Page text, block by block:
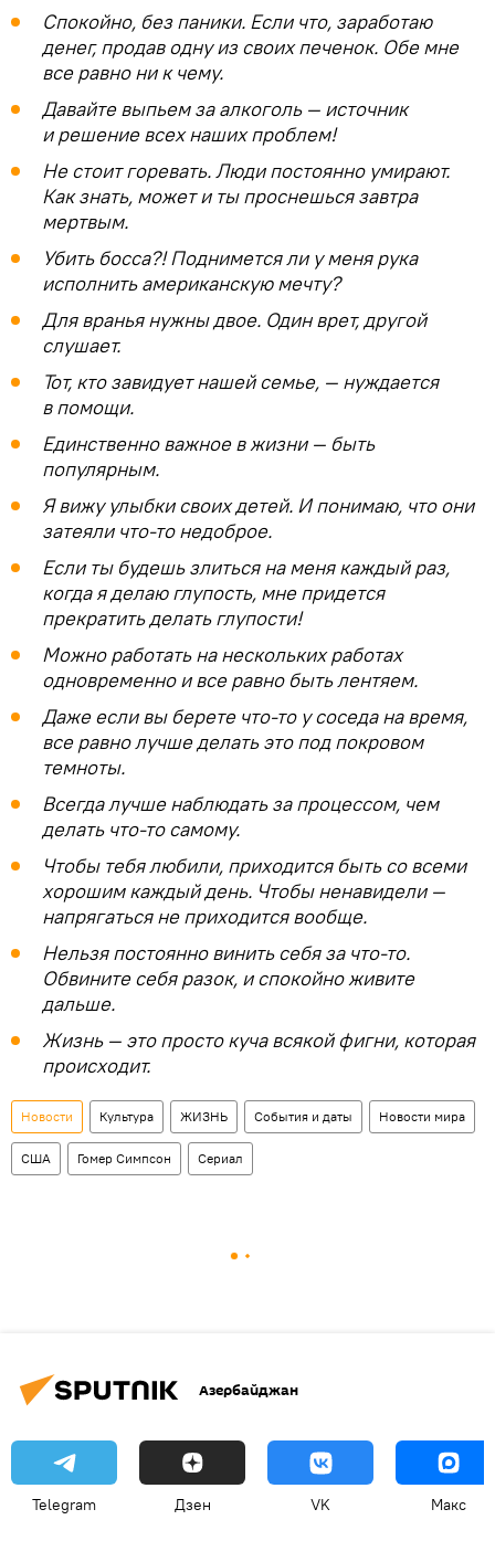
Спокойно, без паники. Если что, заработаю
денег, продав одну из своих печенок. Обе мне
все равно ни к чему.
Давайте выпьем за алкоголь — источник
и решение всех наших проблем!
Не стоит горевать. Люди постоянно умирают.
Как знать, может и ты проснешься завтра
мертвым.
Убить босса?! Поднимется ли у меня рука
исполнить американскую мечту?
Для вранья нужны двое. Один врет, другой
слушает.
Тот, кто завидует нашей семье, — нуждается
в помощи.
Единственно важное в жизни — быть
популярным.
Я вижу улыбки своих детей. И понимаю, что они
затеяли что-то недоброе.
Если ты будешь злиться на меня каждый раз,
когда я делаю глупость, мне придется
прекратить делать глупости!
Можно работать на нескольких работах
одновременно и все равно быть лентяем.
Даже если вы берете что-то у соседа на время,
все равно лучше делать это под покровом
темноты.
Всегда лучше наблюдать за процессом, чем
делать что-то самому.
Чтобы тебя любили, приходится быть со всеми
хорошим каждый день. Чтобы ненавидели —
напрягаться не приходится вообще.
Нельзя постоянно винить себя за что-то.
Обвините себя разок, и спокойно живите
дальше.
Жизнь — это просто куча всякой фигни, которая
происходит.
Новости Культура ЖИЗНЬ События и даты Новости мира
США Гомер Симпсон Сериал
Азербайджан
Telegram Дзен VK Макс